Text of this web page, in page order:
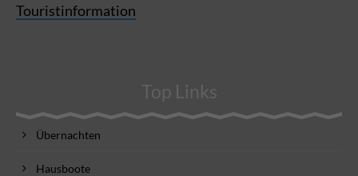
Touristinformation
Top Links
Übernachten
Hausboote